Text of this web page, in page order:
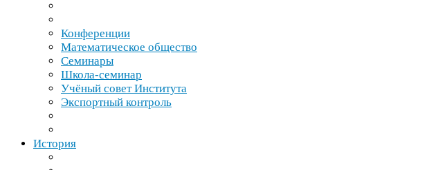
Конференции
Математическое общество
Семинары
Школа-​семинар
Учёный совет Института
Экспортный контроль
История